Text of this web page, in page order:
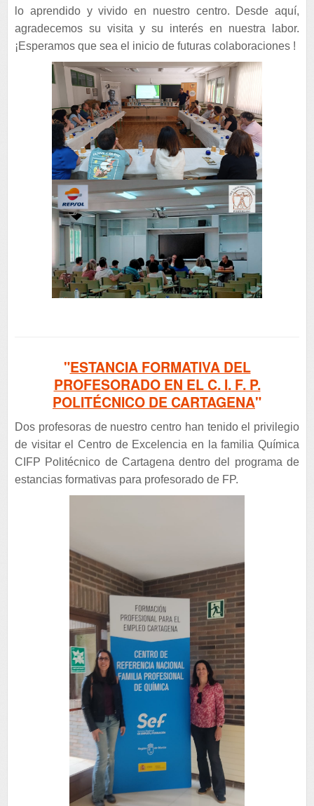
lo aprendido y vivido en nuestro centro. Desde aquí,
agradecemos su visita y su interés en nuestra labor.
¡Esperamos que sea el inicio de futuras colaboraciones !
"ESTANCIA FORMATIVA DEL
PROFESORADO EN EL C. I. F. P.
POLITÉCNICO DE CARTAGENA"
Dos profesoras de nuestro centro han tenido el privilegio
de visitar el Centro de Excelencia en la familia Química
CIFP Politécnico de Cartagena dentro del programa de
estancias formativas para profesorado de FP.